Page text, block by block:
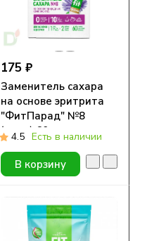
175 ₽
Заменитель сахара
на основе эритрита
"ФитПарад" №8
(саше) 60 штук
4.5 Есть в наличии
В корзину